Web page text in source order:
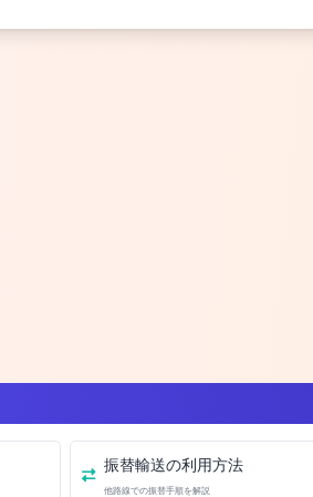
振替輸送の利用方法
他路線での振替手順を解説